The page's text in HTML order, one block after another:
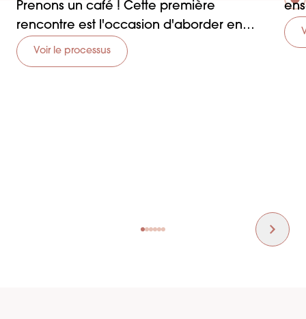
Prenons un café ! Cette première
rencontre est l'occasion d'aborder en
toute transparence vos envies et votre
vision.
Voir le processus
qui